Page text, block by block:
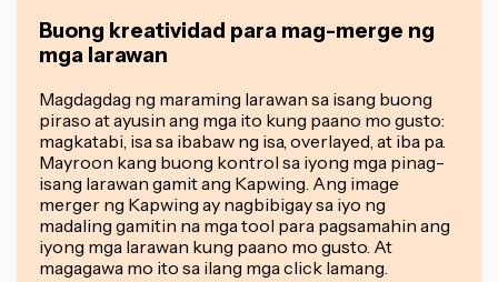
Buong kreatividad para mag-merge ng
mga larawan
Magdagdag ng maraming larawan sa isang buong
piraso at ayusin ang mga ito kung paano mo gusto:
magkatabi, isa sa ibabaw ng isa, overlayed, at iba pa.
Mayroon kang buong kontrol sa iyong mga pinag-
isang larawan gamit ang Kapwing. Ang image
merger ng Kapwing ay nagbibigay sa iyo ng
madaling gamitin na mga tool para pagsamahin ang
iyong mga larawan kung paano mo gusto. At
magagawa mo ito sa ilang mga click lamang.